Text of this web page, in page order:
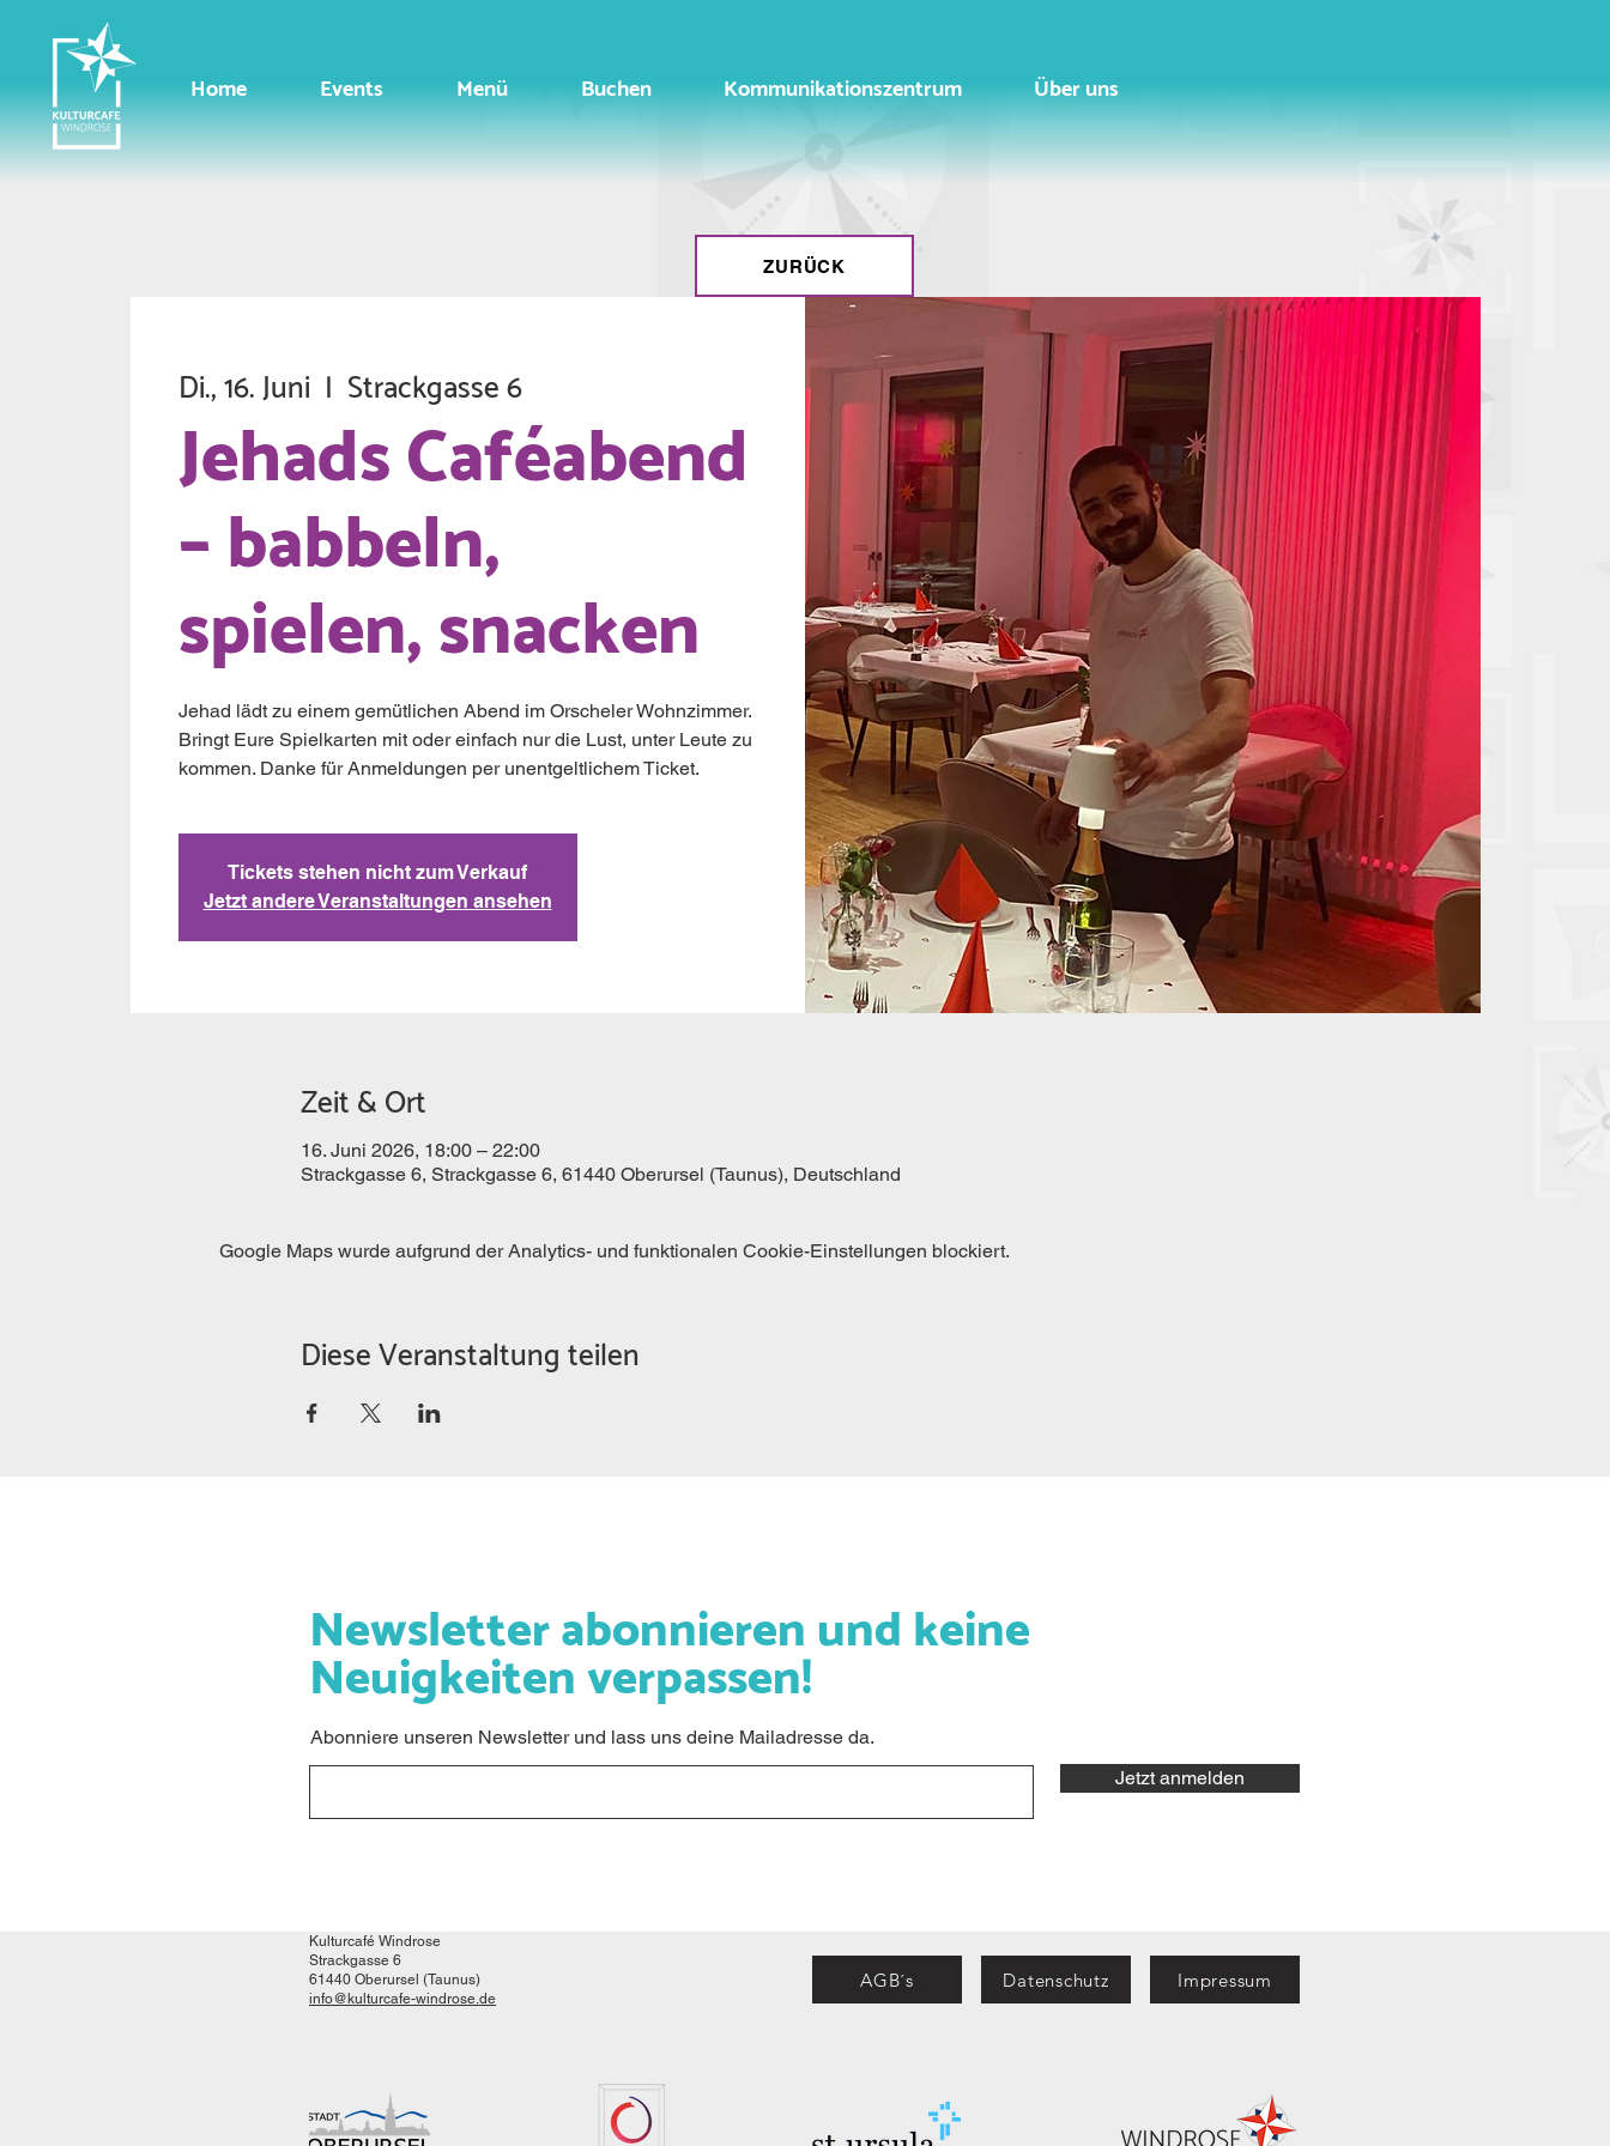
Home Events Menü Buchen Kommunikationszentrum Über uns
ZURÜCK
Di., 16. Juni
  |
Strackgasse 6
Jehads Caféabend
– babbeln,
spielen, snacken
Jehad lädt zu einem gemütlichen Abend im Orscheler Wohnzimmer.
Bringt Eure Spielkarten mit oder einfach nur die Lust, unter Leute zu
kommen. Danke für Anmeldungen per unentgeltlichem Ticket.
Tickets stehen nicht zum Verkauf
Jetzt andere Veranstaltungen ansehen
Zeit & Ort
16. Juni 2026, 18:00 – 22:00
Strackgasse 6, Strackgasse 6, 61440 Oberursel (Taunus), Deutschland
Google Maps wurde aufgrund der Analytics- und funktionalen Cookie-Einstellungen blockiert.
Diese Veranstaltung teilen
Newsletter abonnieren und keine
Neuigkeiten verpassen!
Abonniere unseren Newsletter und lass uns deine Mailadresse da.
Jetzt anmelden
Kulturcafé Windrose
Strackgasse 6
61440 Oberursel (Taunus)
info@kulturcafe-windrose.de
AGB´s Datenschutz Impressum